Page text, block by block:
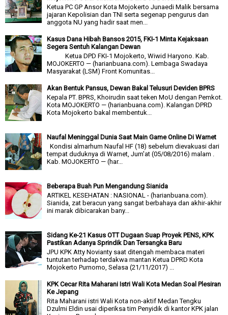
Ketua PC GP Ansor Kota Mojokerto Junaedi Malik bersama
jajaran Kepolisian dan TNI serta segenap pengurus dan
anggota NU yang hadir saat men...
Kasus Dana Hibah Bansos 2015, FKI-1 Minta Kejaksaan
Segera Sentuh Kalangan Dewan
Ketua DPD FKI-1 Mojokerto, Wiwid Haryono. Kab.
MOJOKERTO — (harianbuana.com). Lembaga Swadaya
Masyarakat (LSM) Front Komunitas...
Akan Bentuk Pansus, Dewan Bakal Telusuri Deviden BPRS
Kepala PT. BPRS, Khoirudin saat teken MoU dengan Pemkot.
Kota MOJOKERTO — (harianbuana.com). Kalangan DPRD
Kota Mojokerto bakal membentuk...
Naufal Meninggal Dunia Saat Main Game Online Di Warnet
Kondisi almarhum Naufal HF (18) sebelum dievakuasi dari
tempat duduknya di Warnet, Jum'at (05/08/2016) malam .
Kab. MOJOKERTO — (har...
Beberapa Buah Pun Mengandung Sianida
ARTIKEL KESEHATAN : NASIONAL - (harianbuana.com).
Sianida, zat beracun yang sangat berbahaya dan akhir-akhir
ini marak dibicarakan bany...
Sidang Ke-21 Kasus OTT Dugaan Suap Proyek PENS, KPK
Pastikan Adanya Sprindik Dan Tersangka Baru
JPU KPK Atty Novianty saat ditengah membaca materi
tuntutan terhadap terdakwa mantan Ketua DPRD Kota
Mojokerto Purnomo, Selasa (21/11/2017) ...
KPK Cecar Rita Maharani Istri Wali Kota Medan Soal Plesiran
Ke Jepang
Rita Maharani istri Wali Kota non-aktif Medan Tengku
Dzulmi Eldin usai diperiksa tim Penyidik di kantor KPK jalan